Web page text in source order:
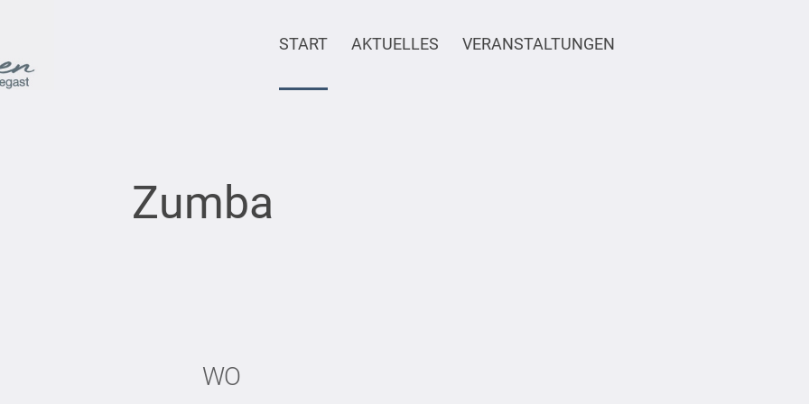
START AKTUELLES VERANSTALTUNGEN
Zumba
WO